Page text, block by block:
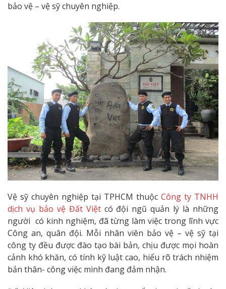
bảo vệ – vệ sỹ chuyên nghiệp.
Vệ sỹ chuyên nghiệp tại TPHCM thuộc Công ty TNHH
dịch vụ bảo vệ Đất Việtcó đội ngũ quản lý là những
người có kinh nghiệm, đã từng làm việc trong lĩnh vực
Công an, quân đội. Mỗi nhân viên bảo vệ – vệ sỹ tại
công ty đều được đào tạo bài bản, chịu được mọi hoàn
cảnh khó khăn, có tính kỹ luật cao, hiểu rõ trách nhiệm
bản thân- công việc mình đang đảm nhận.